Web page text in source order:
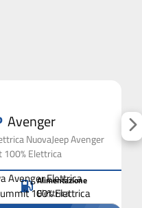
Avenger
NuovaJeep Avenger
100% Elettrica
Alimentazione
Elettrica